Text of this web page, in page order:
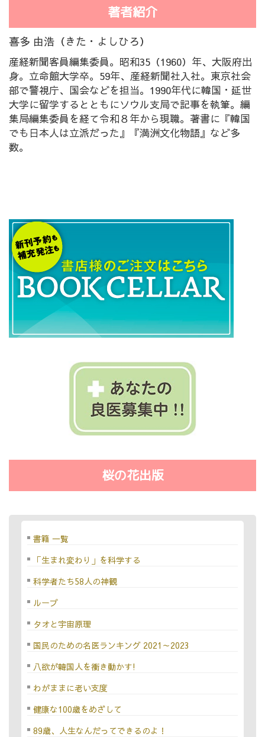
著者紹介
喜多 由浩（きた・よしひろ）
産経新聞客員編集委員。昭和35（1960）年、大阪府出
身。立命館大学卒。59年、産経新聞社入社。東京社会
部で警視庁、国会などを担当。1990年代に韓国・延世
大学に留学するとともにソウル支局で記事を執筆。編
集局編集委員を経て令和８年から現職。著書に『韓国
でも日本人は立派だった』『満洲文化物語』など多
数。
桜の花出版
書籍 一覧
「生まれ変わり」を科学する
科学者たち58人の神観
ループ
タオと宇宙原理
国民のための名医ランキング 2021～2023
八欲が韓国人を衝き動かす!
わがままに老い支度
健康な100歳をめざして
89歳、人生なんだってできるのよ！